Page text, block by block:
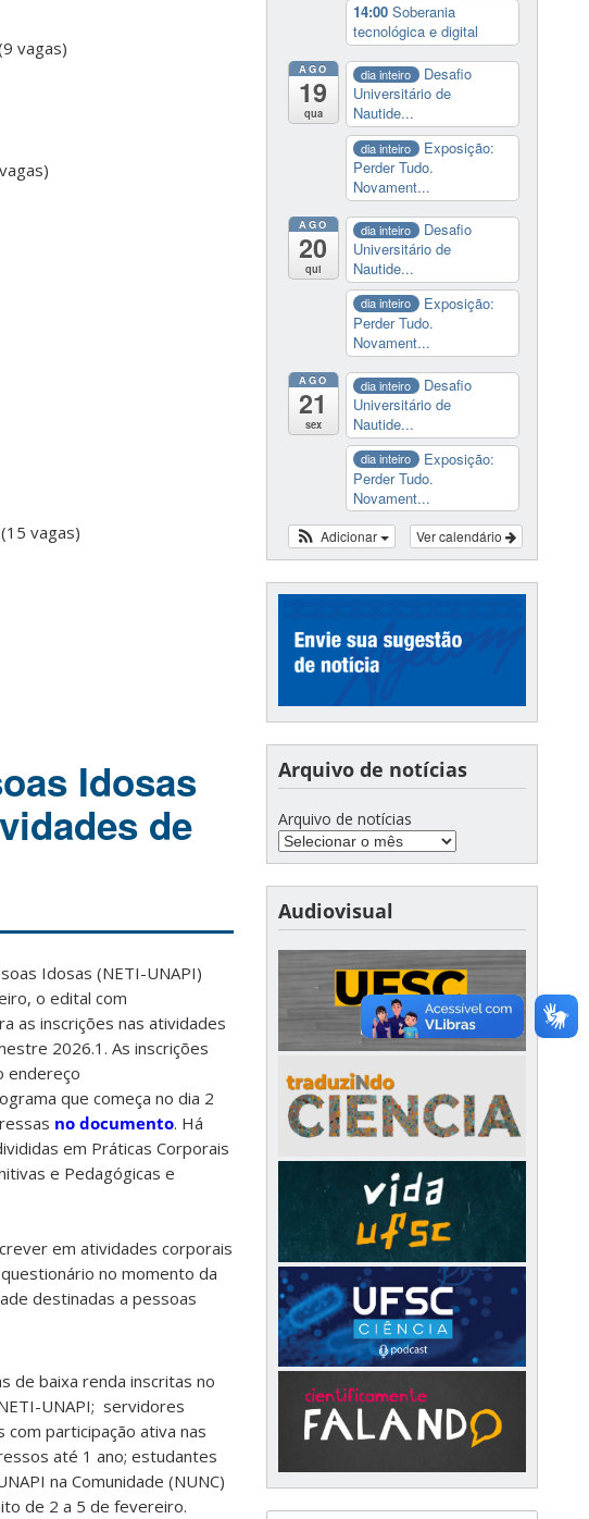
vagas)
vagas)
Idosas
de
Idosas (NETI-UNAPI)
o edital com
as inscrições nas atividades
2026.1. As inscrições
endereço
que começa no dia 2
no documento. Há
em Práticas Corporais
e Pedagógicas e
em atividades corporais
no momento da
destinadas a pessoas
de baixa renda inscritas no
UNAPI; servidores
participação ativa nas
até 1 ano; estudantes
na Comunidade (NUNC)
de 2 a 5 de fevereiro.
14:00 Soberania
tecnológica e digital
AGO
19
qua
dia inteiro
Desafio
Universitário de
Nautide...
dia inteiro
Exposição:
Perder Tudo.
Novament...
AGO
20
qui
dia inteiro
Desafio
Universitário de
Nautide...
dia inteiro
Exposição:
Perder Tudo.
Novament...
AGO
21
sex
dia inteiro
Desafio
Universitário de
Nautide...
dia inteiro
Exposição:
Perder Tudo.
Novament...
Ver calendário
Adicionar
Arquivo de notícias
Arquivo de notícias
Audiovisual